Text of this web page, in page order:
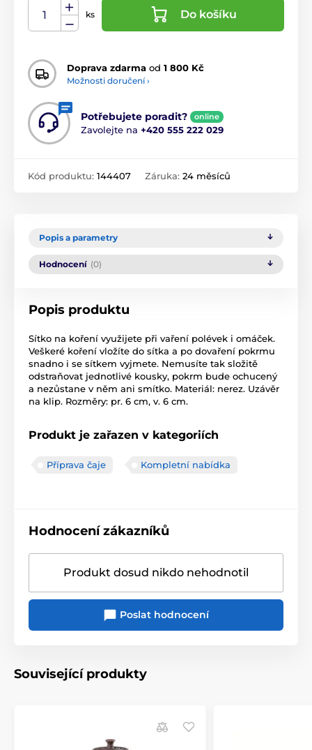
ks Do košíku
Doprava zdarma od 1 800 Kč
Možnosti doručení ›
Potřebujete poradit? online
Zavolejte na +420 555 222 029
Kód produktu: 144407 Záruka: 24 měsíců
Popis a parametry
Hodnocení (0)
Popis produktu
Sítko na koření využijete při vaření polévek i omáček.
Veškeré koření vložíte do sítka a po dovaření pokrmu
snadno i se sítkem vyjmete. Nemusíte tak složitě
odstraňovat jednotlivé kousky, pokrm bude ochucený
a nezůstane v něm ani smítko. Materiál: nerez. Uzávěr
na klip. Rozměry: pr. 6 cm, v. 6 cm.
Produkt je zařazen v kategoriích
Příprava čaje Kompletní nabídka
Hodnocení zákazníků
Produkt dosud nikdo nehodnotil
Poslat hodnocení
Související produkty